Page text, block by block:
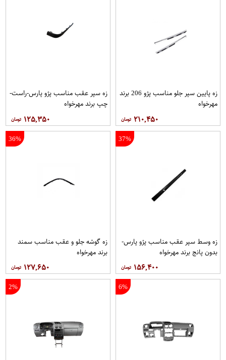
زه پایین سپر جلو مناسب پژو 206 برند
مهرخواه
۲۱۰,۴۵۰
زه سپر عقب مناسب پژو پارس-راست-
چپ برند مهرخواه
۱۲۵,۳۵۰
37%
زه وسط سپر عقب مناسب پژو پارس-
بدون پانج برند مهرخواه
۱۵۶,۴۰۰
36%
زه گوشه جلو و عقب مناسب سمند
برند مهرخواه
۱۲۷,۶۵۰
6%
2%